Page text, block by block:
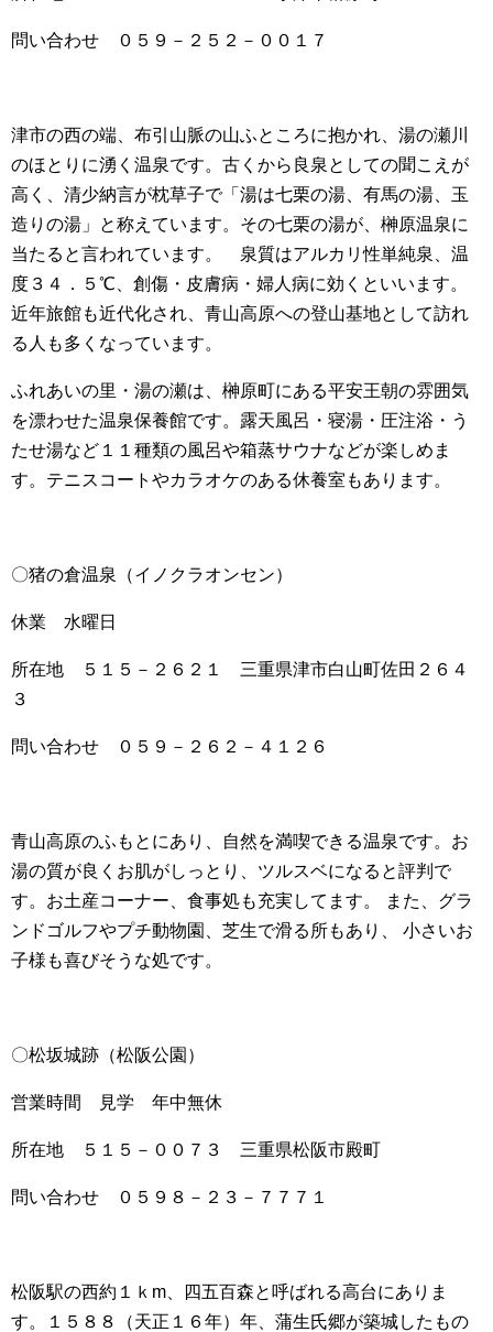
問い合わせ ０５９－２５２－００１７
津市の西の端、布引山脈の山ふところに抱かれ、湯の瀬川
のほとりに湧く温泉です。古くから良泉としての聞こえが
高く、清少納言が枕草子で「湯は七栗の湯、有馬の湯、玉
造りの湯」と称えています。その七栗の湯が、榊原温泉に
当たると言われています。 泉質はアルカリ性単純泉、温
度３４．５℃、創傷・皮膚病・婦人病に効くといいます。
近年旅館も近代化され、青山高原への登山基地として訪れ
る人も多くなっています。
ふれあいの里・湯の瀬は、榊原町にある平安王朝の雰囲気
を漂わせた温泉保養館です。露天風呂・寝湯・圧注浴・う
たせ湯など１１種類の風呂や箱蒸サウナなどが楽しめま
す。テニスコートやカラオケのある休養室もあります。
〇猪の倉温泉（イノクラオンセン）
休業 水曜日
所在地 ５１５－２６２１ 三重県津市白山町佐田２６４
３
問い合わせ ０５９－２６２－４１２６
青山高原のふもとにあり、自然を満喫できる温泉です。お
湯の質が良くお肌がしっとり、ツルスベになると評判で
す。お土産コーナー、食事処も充実してます。 また、グラ
ンドゴルフやプチ動物園、芝生で滑る所もあり、 小さいお
子様も喜びそうな処です。
〇松坂城跡（松阪公園）
営業時間 見学 年中無休
所在地 ５１５－００７３ 三重県松阪市殿町
問い合わせ ０５９８－２３－７７７１
松阪駅の西約１ｋm、四五百森と呼ばれる高台にありま
す。１５８８（天正１６年）年、蒲生氏郷が築城したもの